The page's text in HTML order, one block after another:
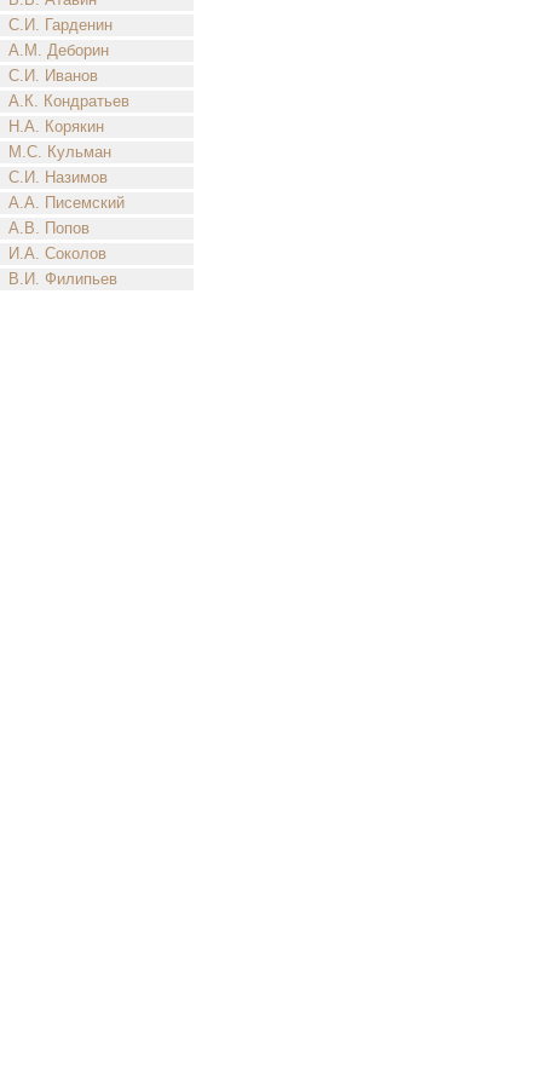
С.И. Гарденин
А.М. Деборин
С.И. Иванов
А.К. Кондратьев
Н.А. Корякин
М.С. Кульман
С.И. Назимов
А.А. Писемский
А.В. Попов
И.А. Соколов
В.И. Филипьев